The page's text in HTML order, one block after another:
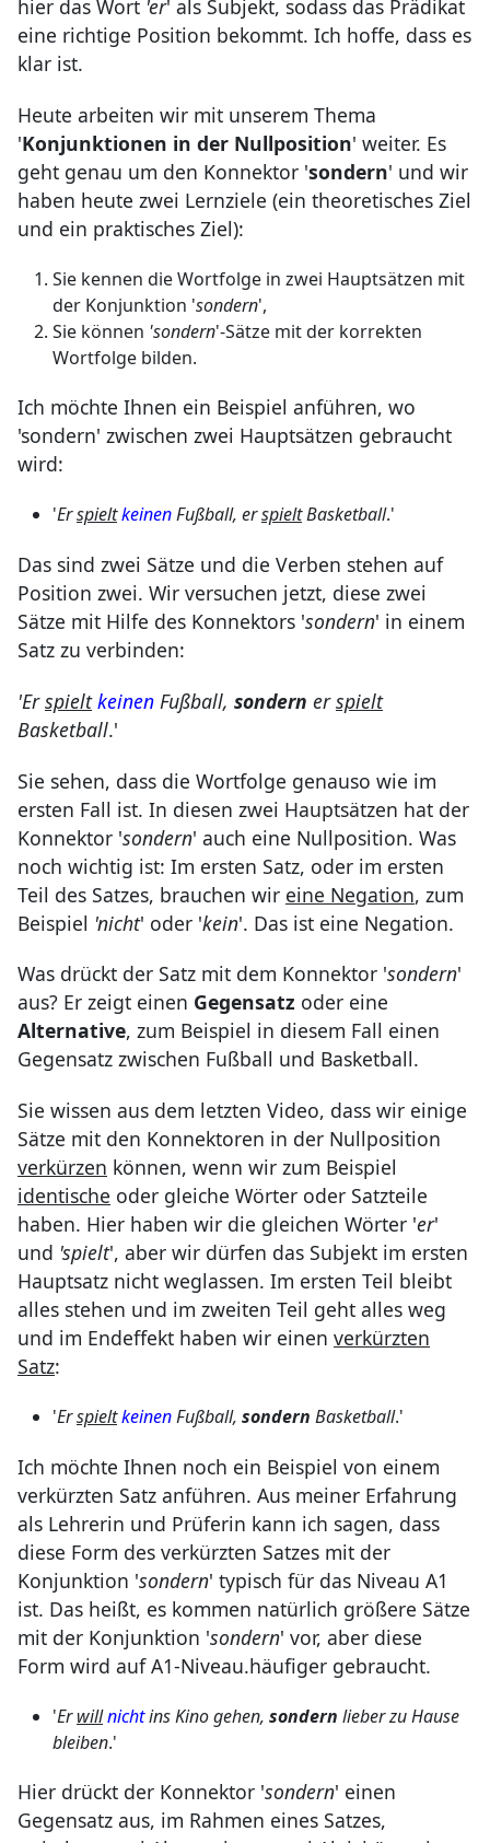
hier das Wort 'er' als Subjekt, sodass das Prädikat
eine richtige Position bekommt. Ich hoffe, dass es
klar ist.
Heute arbeiten wir mit unserem Thema
'Konjunktionen in der Nullposition' weiter. Es
geht genau um den Konnektor 'sondern' und wir
haben heute zwei Lernziele (ein theoretisches Ziel
und ein praktisches Ziel):
Sie kennen die Wortfolge in zwei Hauptsätzen mit
der Konjunktion 'sondern',
Sie können 'sondern'-Sätze mit der korrekten
Wortfolge bilden.
Ich möchte Ihnen ein Beispiel anführen, wo
'sondern' zwischen zwei Hauptsätzen gebraucht
wird:
'ErspieltkeinenFußball, erspieltBasketball.'
Das sind zwei Sätze und die Verben stehen auf
Position zwei. Wir versuchen jetzt, diese zwei
Sätze mit Hilfe des Konnektors 'sondern' in einem
Satz zu verbinden:
'Erspielt keinen Fußball, sondern erspielt
Basketball.'
Sie sehen, dass die Wortfolge genauso wie im
ersten Fall ist. In diesen zwei Hauptsätzen hat der
Konnektor 'sondern' auch eine Nullposition. Was
noch wichtig ist: Im ersten Satz, oder im ersten
Teil des Satzes, brauchen wir eine Negation, zum
Beispiel 'nicht' oder 'kein'. Das ist eine Negation.
Was drückt der Satz mit dem Konnektor 'sondern'
aus? Er zeigt einen Gegensatz oder eine
Alternative, zum Beispiel in diesem Fall einen
Gegensatz zwischen Fußball und Basketball.
Sie wissen aus dem letzten Video, dass wir einige
Sätze mit den Konnektoren in der Nullposition
verkürzen können, wenn wir zum Beispiel
identische oder gleiche Wörter oder Satzteile
haben. Hier haben wir die gleichen Wörter 'er'
und 'spielt', aber wir dürfen das Subjekt im ersten
Hauptsatz nicht weglassen. Im ersten Teil bleibt
alles stehen und im zweiten Teil geht alles weg
und im Endeffekt haben wir einen verkürzten
Satz:
'ErspieltkeinenFußball, sondern Basketball.'
Ich möchte Ihnen noch ein Beispiel von einem
verkürzten Satz anführen. Aus meiner Erfahrung
als Lehrerin und Prüferin kann ich sagen, dass
diese Form des verkürzten Satzes mit der
Konjunktion 'sondern' typisch für das Niveau A1
ist. Das heißt, es kommen natürlich größere Sätze
mit der Konjunktion 'sondern' vor, aber diese
Form wird auf A1-Niveau.häufiger gebraucht.
'Erwillnichtins Kino gehen, sondern lieber zu Hause
bleiben.'
Hier drückt der Konnektor 'sondern' einen
Gegensatz aus, im Rahmen eines Satzes,